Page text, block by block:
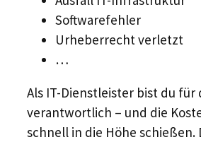
Softwarefehler
Urheberrecht verletzt
…
Als IT-Dienstleister bist du für
verantwortlich – und die
schnell in die Höhe schießen.